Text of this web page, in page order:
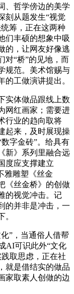
哲学傍边的美学
刻从题发生“视觉
筹，正在这两种
们丰硕的想象中吸
的，让网友好像逃
对“桥”的见地，而
规范。美术馆赐与
工做演讲提出。
体做品跟线上数
网红画家；需要进
行业的趋向取将
起来，及时展现操
字金砖”。给具有
新》系列里融合远
度应支撑建立
雅雕塑《丝金
《丝金桥》的创做
的视觉冲击。记
的并非是冲击，一
。
”，当通俗人借帮
AI可识此外“文化
取思虑，正在社
就是借结实的做品
家取素人创做的边